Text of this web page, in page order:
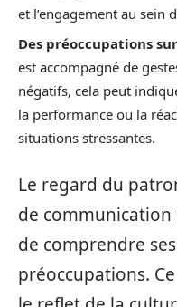
et l’engagement au sein
Des préoccupations
est accompagné de
négatifs, cela peut
la performance ou la
situations stressantes.
Le regard du
de
de comprendre
préoccupations.